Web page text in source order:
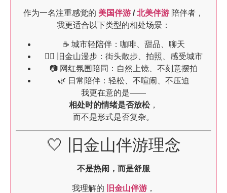
作为一名注重感觉的 美国伴游 /北美伴游 陪伴者，
我更适合以下类型的相处场景：
☕ 城市轻陪伴：咖啡、甜品、聊天
🚶‍♀️ 旧金山漫步：街头散步、拍照、感受城市
📷 网红氛围陪同：自然上镜、不刻意摆拍
🌿 日常陪伴：轻松、不喧闹、不压迫
我更在意的是——
相处时的情绪是否放松，
而不是形式是否复杂。
🤍 旧金山伴游理念
不是热闹，而是舒服
我理解的 旧金山伴游 ，